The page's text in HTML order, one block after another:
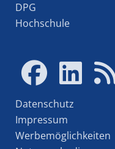
DPG
Hochschule
Datenschutz
Impressum
Werbemöglichkeiten